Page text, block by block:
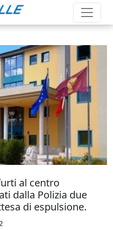
al centro
dalla Polizia due
di espulsione.